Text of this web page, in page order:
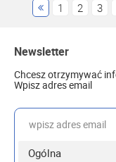
1 2 3
Newsletter
Chcesz otrzymywać
Wpisz adres email
wpisz adres email